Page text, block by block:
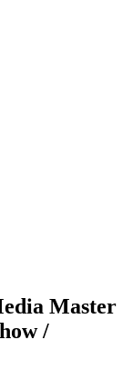
Master
/